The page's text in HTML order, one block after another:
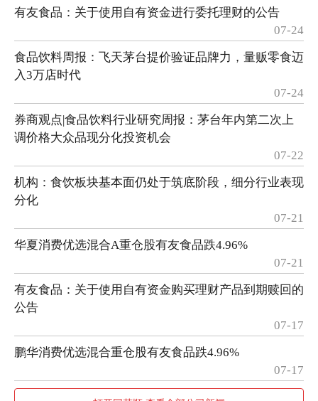
有友食品：关于使用自有资金进行委托理财的公告
07-24
食品饮料周报：飞天茅台提价验证品牌力，量贩零食迈
入3万店时代
07-24
券商观点|食品饮料行业研究周报：茅台年内第二次上
调价格大众品现分化投资机会
07-22
机构：食饮板块基本面仍处于筑底阶段，细分行业表现
分化
07-21
华夏消费优选混合A重仓股有友食品跌4.96%
07-21
有友食品：关于使用自有资金购买理财产品到期赎回的
公告
07-17
鹏华消费优选混合重仓股有友食品跌4.96%
07-17